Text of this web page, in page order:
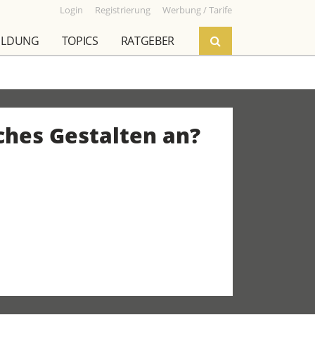
Login Registrierung Werbung / Tarife
TOPICS RATGEBER
Gestalten an?